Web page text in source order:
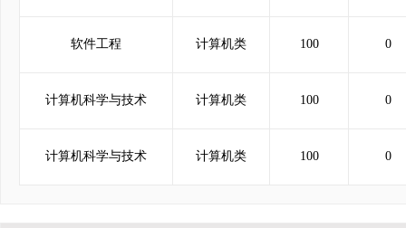
软件工程 计算机类 100 0
计算机科学与技术 计算机类 100 0
计算机科学与技术 计算机类 100 0